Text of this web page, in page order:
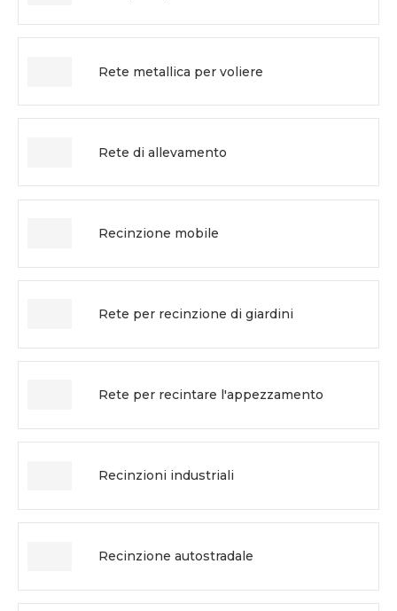
Rete metallica per voliere
Rete di allevamento
Recinzione mobile
Rete per recinzione di giardini
Rete per recintare l'appezzamento
Recinzioni industriali
Recinzione autostradale